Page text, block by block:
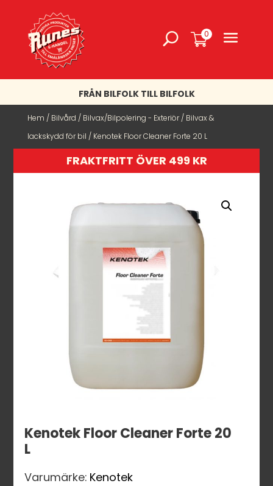
0
FRÅN BILFOLK TILL BILFOLK
Hem / Bilvård / Bilvax/Bilpolering - Exteriör/ Bilvax &
lackskydd för bil / Kenotek Floor Cleaner Forte 20 L
FRAKTFRITT ÖVER 499 KR
Kenotek Floor Cleaner Forte 20
L
Varumärke: Kenotek